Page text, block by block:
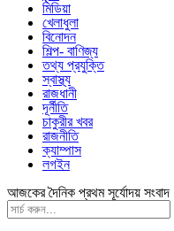
মিডিয়া
খেলাধুলা
বিনোদন
শিল্প- বাণিজ্য
তথ্য প্রযুক্তি
স্বাস্থ্য
রাজধানী
দূর্নীতি
চাকুরীর খবর
রাজনীতি
ক্যাম্পাস
লগইন
আজকের দৈনিক প্রথম সূর্যোদয় সংবাদ